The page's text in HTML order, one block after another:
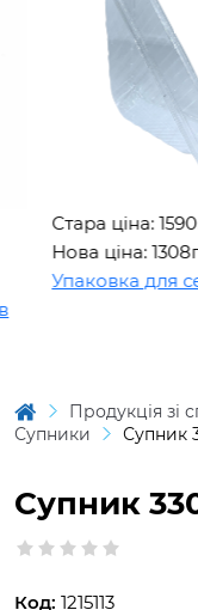
Стара ціна:
Нова ціна:
Упаковка для
Продукція зі
Супники
Супник
Супник
Код: 1215113